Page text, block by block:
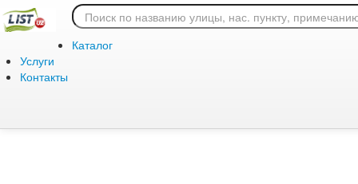
Каталог
Услуги
Контакты
Ошибка 404: страница